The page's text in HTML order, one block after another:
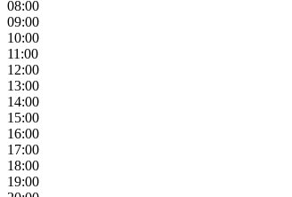
08:00
09:00
10:00
11:00
12:00
13:00
14:00
15:00
16:00
17:00
18:00
19:00